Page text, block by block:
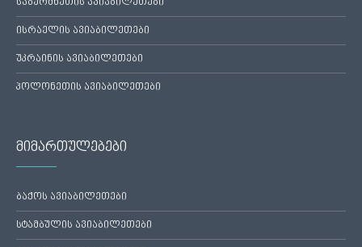
საბერძნეთის ავიაბილეთები
ისრაელის ავიაბილეთები
უკრაინის ავიაბილეთები
პოლონეთის ავიაბილეთები
მიმართულებები
ბაქოს ავიაბილეთები
სტამბულის ავიაბილეთები